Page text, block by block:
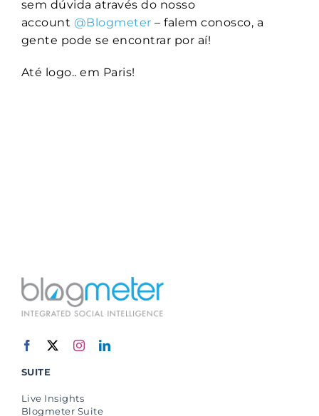
sem dúvida através do nosso
account @Blogmeter – falem conosco, a
gente pode se encontrar por aí!
Até logo.. em Paris!
SUITE
Live Insights
Blogmeter Suite